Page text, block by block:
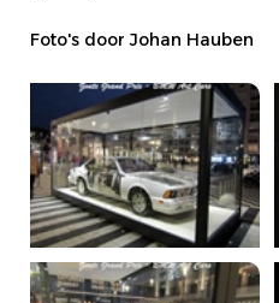
Foto's door Johan Hauben